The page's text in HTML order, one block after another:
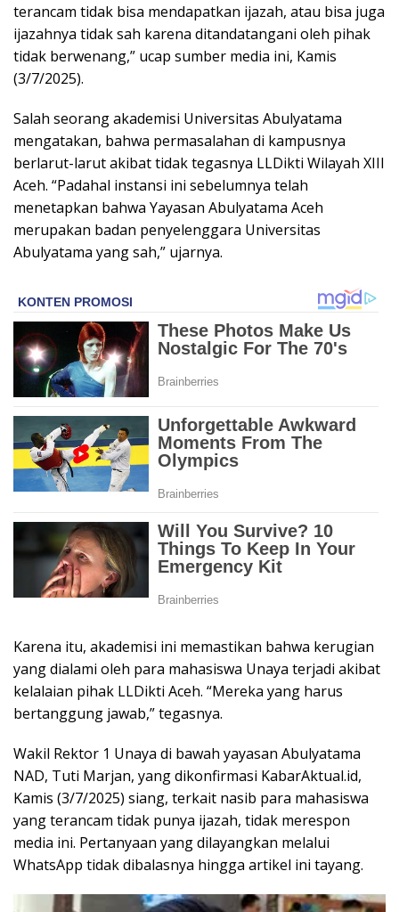
terancam tidak bisa mendapatkan ijazah, atau bisa juga
ijazahnya tidak sah karena ditandatangani oleh pihak
tidak berwenang,” ucap sumber media ini, Kamis
(3/7/2025).
Salah seorang akademisi Universitas Abulyatama
mengatakan, bahwa permasalahan di kampusnya
berlarut-larut akibat tidak tegasnya LLDikti Wilayah XIII
Aceh. “Padahal instansi ini sebelumnya telah
menetapkan bahwa Yayasan Abulyatama Aceh
merupakan badan penyelenggara Universitas
Abulyatama yang sah,” ujarnya.
Karena itu, akademisi ini memastikan bahwa kerugian
yang dialami oleh para mahasiswa Unaya terjadi akibat
kelalaian pihak LLDikti Aceh. “Mereka yang harus
bertanggung jawab,” tegasnya.
Wakil Rektor 1 Unaya di bawah yayasan Abulyatama
NAD, Tuti Marjan, yang dikonfirmasi KabarAktual.id,
Kamis (3/7/2025) siang, terkait nasib para mahasiswa
yang terancam tidak punya ijazah, tidak merespon
media ini. Pertanyaan yang dilayangkan melalui
WhatsApp tidak dibalasnya hingga artikel ini tayang.